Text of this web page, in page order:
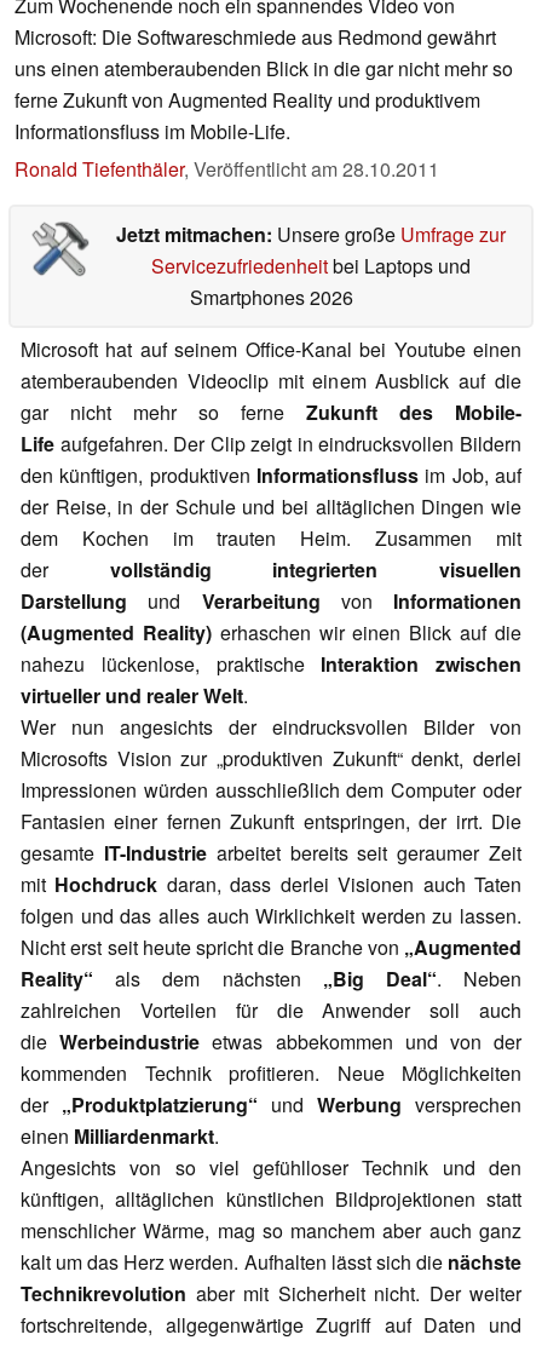
Microsoft: Die Softwareschmiede aus Redmond gewährt
uns einen atemberaubenden Blick in die gar nicht mehr so
ferne Zukunft von Augmented Reality und produktivem
Informationsfluss im Mobile-Life.
Ronald Tiefenthäler, Veröffentlicht am28.10.2011
Jetzt mitmachen: Unsere große Umfrage zur
Servicezufriedenheitbei Laptops und
Smartphones 2026
Microsoft hat auf seinem Office-Kanal bei Youtube einen
atemberaubenden Videoclip mit einem Ausblick auf die
gar nicht mehr so ferne Zukunft des Mobile-
Life aufgefahren. Der Clip zeigt in eindrucksvollen Bildern
den künftigen, produktiven Informationsfluss im Job, auf
der Reise, in der Schule und bei alltäglichen Dingen wie
dem Kochen im trauten Heim. Zusammen mit
der vollständig integrierten visuellen
Darstellung und Verarbeitung von Informationen
(Augmented Reality)erhaschen wir einen Blick auf die
nahezu lückenlose, praktische Interaktion zwischen
virtueller und realer Welt.
Wer nun angesichts der eindrucksvollen Bilder von
Microsofts Vision zur „produktiven Zukunft“ denkt, derlei
Impressionen würden ausschließlich dem Computer oder
Fantasien einer fernen Zukunft entspringen, der irrt. Die
gesamte IT-Industriearbeitet bereits seit geraumer Zeit
mit Hochdruck daran, dass derlei Visionen auch Taten
folgen und das alles auch Wirklichkeit werden zu lassen.
Nicht erst seit heute spricht die Branche von „Augmented
Reality“ als dem nächsten „Big Deal“. Neben
zahlreichen Vorteilen für die Anwender soll auch
dieWerbeindustrie etwas abbekommen und von der
kommenden Technik profitieren. Neue Möglichkeiten
der „Produktplatzierung“ und Werbung versprechen
einen Milliardenmarkt.
Angesichts von so viel gefühlloser Technik und den
künftigen, alltäglichen künstlichen Bildprojektionen statt
menschlicher Wärme, mag so manchem aber auch ganz
kalt um das Herz werden. Aufhalten lässt sich die nächste
Technikrevolution aber mit Sicherheit nicht. Der weiter
fortschreitende, allgegenwärtige Zugriff auf Daten und